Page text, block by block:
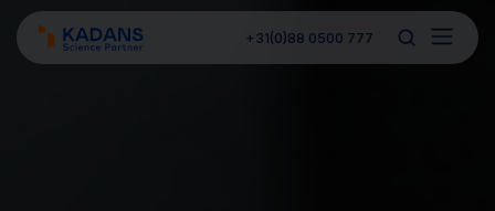
+31(0)88 0500 777